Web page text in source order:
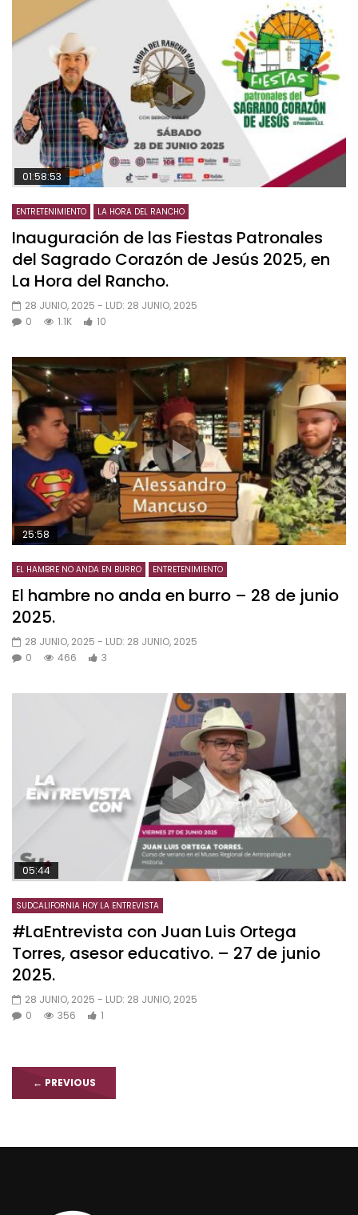
01:58:53
ENTRETENIMIENTO LA HORA DEL RANCHO
Inauguración de las Fiestas Patronales
del Sagrado Corazón de Jesús 2025, en
La Hora del Rancho.
28 JUNIO, 2025 - LUD: 28 JUNIO, 2025
0
1.1K 10
25:58
EL HAMBRE NO ANDA EN BURRO ENTRETENIMIENTO
El hambre no anda en burro – 28 de junio
2025.
28 JUNIO, 2025 - LUD: 28 JUNIO, 2025
0
466 3
05:44
SUDCALIFORNIA HOY LA ENTREVISTA
#LaEntrevista con Juan Luis Ortega
Torres, asesor educativo. – 27 de junio
2025.
28 JUNIO, 2025 - LUD: 28 JUNIO, 2025
0
356 1
← PREVIOUS